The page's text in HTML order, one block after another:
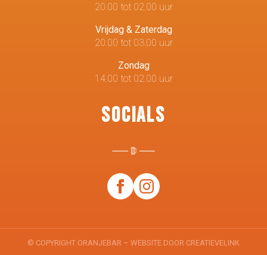
20.00 tot 02.00 uur
Vrijdag & Zaterdag
20.00 tot 03.00 uur
Zondag
14.00 tot 02.00 uur
Socials
© COPYRIGHT ORANJEBAR – WEBSITE DOOR CREATIEVELINK